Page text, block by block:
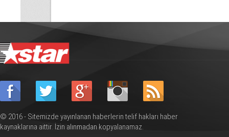
© 2016 - Sitemizde yayınlanan haberlerin telif hakları haber
kaynaklarına aittir. İzin alınmadan kopyalanamaz.